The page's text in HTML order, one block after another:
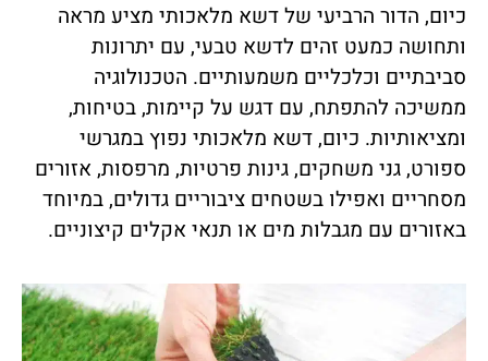
כיום, הדור הרביעי של דשא מלאכותי מציע מראה
ותחושה כמעט זהים לדשא טבעי, עם יתרונות
סביבתיים וכלכליים משמעותיים. הטכנולוגיה
ממשיכה להתפתח, עם דגש על קיימות, בטיחות,
ומציאותיות. כיום, דשא מלאכותי נפוץ במגרשי
ספורט, גני משחקים, גינות פרטיות, מרפסות, אזורים
מסחריים ואפילו בשטחים ציבוריים גדולים, במיוחד
באזורים עם מגבלות מים או תנאי אקלים קיצוניים.